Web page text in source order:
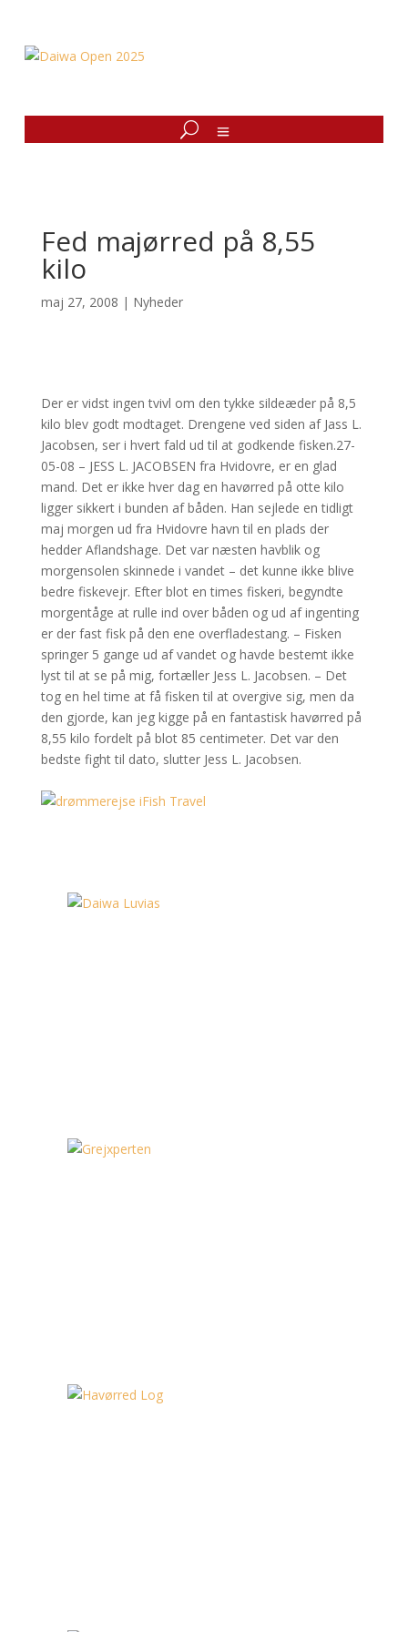
Fed majørred på 8,55
kilo
maj 27, 2008 | Nyheder
Der er vidst ingen tvivl om den tykke sildeæder på 8,5
kilo blev godt modtaget. Drengene ved siden af Jass L.
Jacobsen, ser i hvert fald ud til at godkende fisken.27-
05-08 – JESS L. JACOBSEN fra Hvidovre, er en glad
mand. Det er ikke hver dag en havørred på otte kilo
ligger sikkert i bunden af båden. Han sejlede en tidligt
maj morgen ud fra Hvidovre havn til en plads der
hedder Aflandshage. Det var næsten havblik og
morgensolen skinnede i vandet – det kunne ikke blive
bedre fiskevejr. Efter blot en times fiskeri, begyndte
morgentåge at rulle ind over båden og ud af ingenting
er der fast fisk på den ene overfladestang. – Fisken
springer 5 gange ud af vandet og havde bestemt ikke
lyst til at se på mig, fortæller Jess L. Jacobsen. – Det
tog en hel time at få fisken til at overgive sig, men da
den gjorde, kan jeg kigge på en fantastisk havørred på
8,55 kilo fordelt på blot 85 centimeter. Det var den
bedste fight til dato, slutter Jess L. Jacobsen.